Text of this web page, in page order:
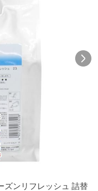
ズンリフレッシュ 詰替